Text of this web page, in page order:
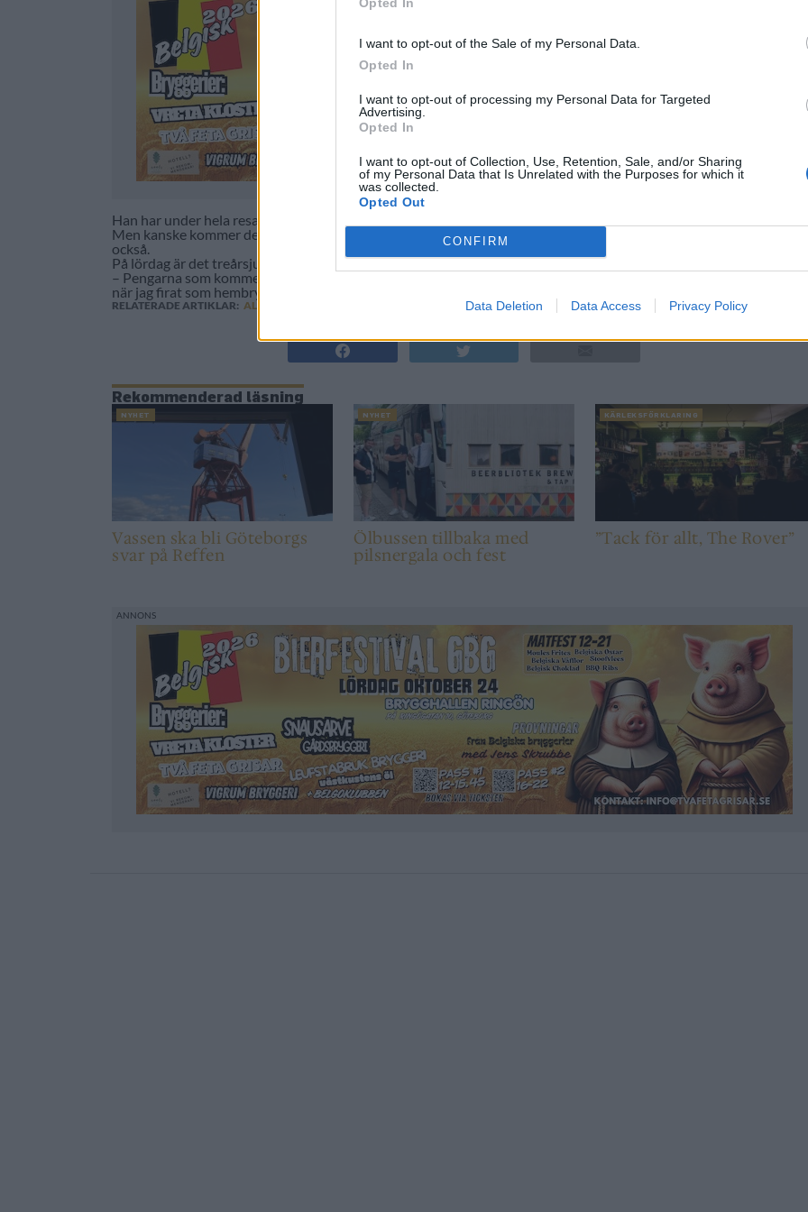
I want to opt-out of the Sale of my Personal Data.
Opted In
I want to opt-out of processing my Personal Data for Targeted
Advertising.
Opted In
I want to opt-out of Collection, Use, Retention, Sale, and/or Sharing
of my Personal Data that Is Unrelated with the Purposes for which it
was collected.
Opted Out
CONFIRM
Data Deletion Data Access Privacy Policy
Han har under hela resan haft fokus på starkare mjöd och det har ofta varit frukt eller bär inblandat i processen.
Men kanske kommer det även mer alkoholsvaga mjöd på sikt, inte minst för att han är nyfiken på den processen
också.
På lördag är det treårsjubileum och den festen sker på Haket. Där anordnas en provning med tio olika mjöd.
– Pengarna som kommer in för provningsbiljetterna skall så långt det går gå till Cancerfonden, så har det varit
när jag firat som hembryggare. Jag kommer att prata om mjöd och presentera olika varianter av mina mjöd.
RELATERADE ARTIKLAR: ALEX EK
Rekommenderad läsning
NYHET
Vassen ska bli Göteborgs
svar på Reffen
NYHET
Ölbussen tillbaka med
pilsnergala och fest
KÄRLEKSFÖRKLARING
”Tack för allt, The Rover”